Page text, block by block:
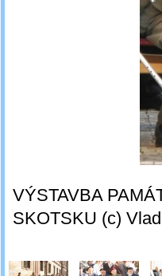
VÝSTAVBA
SKOTSKU (c)